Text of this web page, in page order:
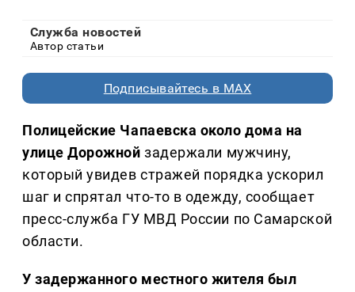
Служба новостей
Автор статьи
Подписывайтесь в MAX
Полицейские Чапаевска около дома на
улице Дорожной задержали мужчину,
который увидев стражей порядка ускорил
шаг и спрятал что-то в одежду, сообщает
пресс-служба ГУ МВД России по Самарской
области.
У задержанного местного жителя был